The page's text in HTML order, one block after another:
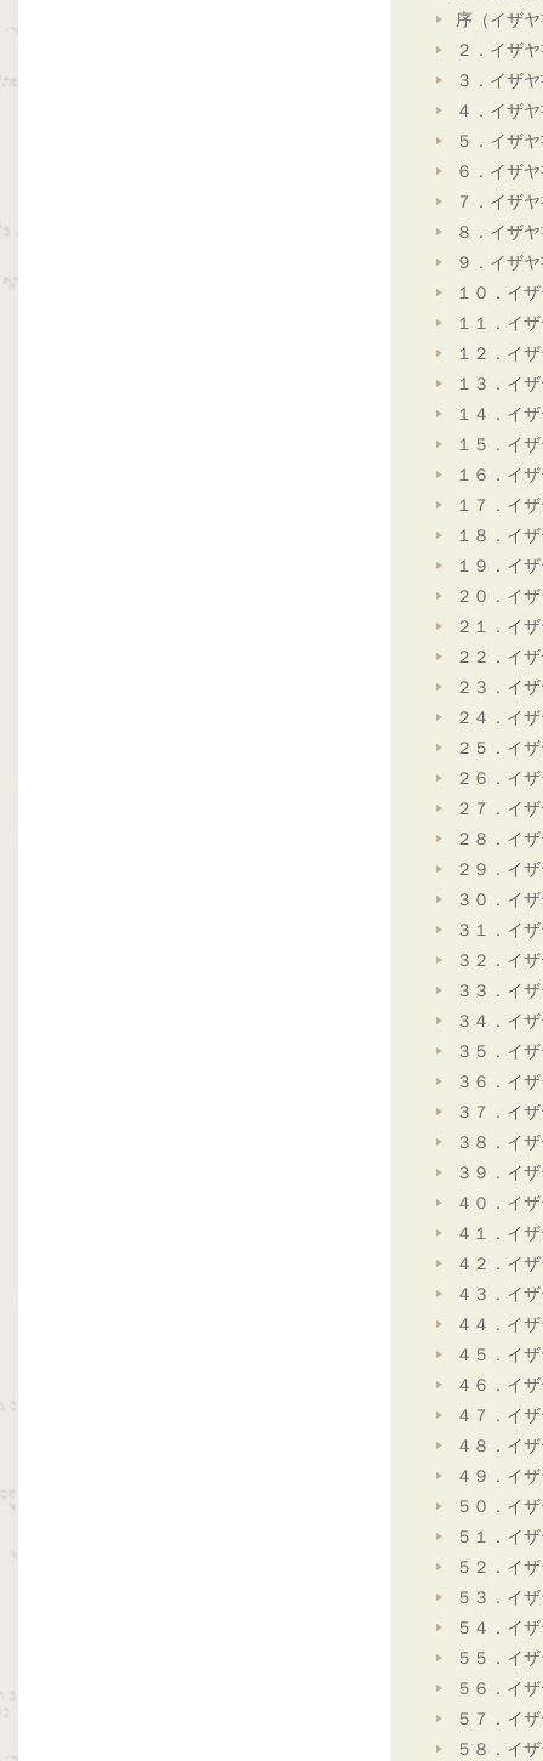
序（イザ
２．イザ
３．イザ
４．イザ
５．イザ
６．イザ
７．イザ
８．イザ
９．イザ
１０．イ
１１．イ
１２．イ
１３．イ
１４．イ
１５．イ
１６．イ
１７．イ
１８．イ
１９．イ
２０．イ
２１．イ
２２．イ
２３．イ
２４．イ
２５．イ
２６．イ
２７．イ
２８．イ
２９．イ
３０．イ
３１．イ
３２．イ
３３．イ
３４．イ
３５．イ
３６．イ
３７．イ
３８．イ
３９．イ
４０．イ
４１．イ
４２．イ
４３．イ
４４．イ
４５．イ
４６．イ
４７．イ
４８．イ
４９．イ
５０．イ
５１．イ
５２．イ
５３．イ
５４．イ
５５．イ
５６．イ
５７．イ
５８．イ